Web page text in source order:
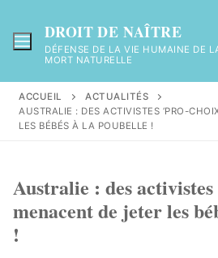
au
contenu
DROIT DE NAÎTRE
DÉFENSE DE LA VIE HUMAINE DE
MORT NATURELLE
ACCUEIL
ACTUALITÉS
AUSTRALIE : DES ACTIVISTES ‘PRO-
LES BÉBÉS À LA POUBELLE !
Australie : des activistes
menacent de jeter les
!